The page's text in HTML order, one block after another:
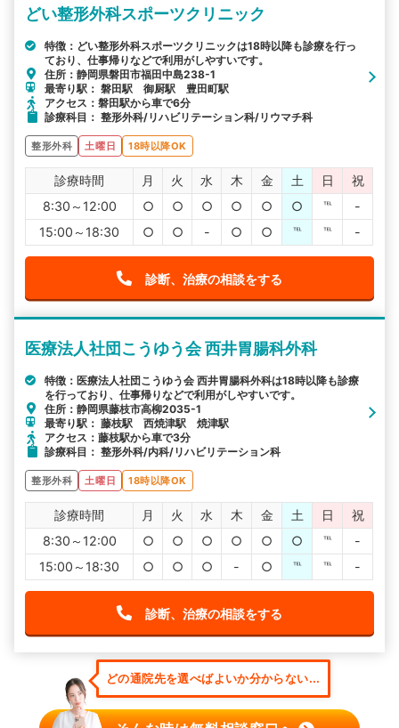
どい整形外科スポーツクリニック
特徴：どい整形外科スポーツクリニックは18時以降も診療を行っ
ており、仕事帰りなどで利用がしやすいです。
住所：静岡県磐田市福田中島238-1
最寄り駅： 磐田駅 御厨駅 豊田町駅
アクセス：磐田駅から車で6分
診療科目： 整形外科/リハビリテーション科/リウマチ科
整形外科 土曜日 18時以降OK
診療時間 月 火 水 木 金 土 日
祝
8:30～12:00
○ ○ ○ ○ ○ ○ ℡
-
15:00～18:30
○ ○ - ○ ○ ℡ ℡ -
診断、治療の相談をする
医療法人社団こうゆう会 西井胃腸科外科
特徴：医療法人社団こうゆう会 西井胃腸科外科は18時以降も診療
を行っており、仕事帰りなどで利用がしやすいです。
住所：静岡県藤枝市高柳2035-1
最寄り駅： 藤枝駅 西焼津駅 焼津駅
アクセス：藤枝駅から車で3分
診療科目： 整形外科/内科/リハビリテーション科
整形外科 土曜日 18時以降OK
診療時間 月 火 水 木 金 土 日
祝
8:30～12:00
○ ○ ○ ○ ○ ○ ℡
-
15:00～18:30
○ ○ ○ - ○ ℡ ℡ -
診断、治療の相談をする
どの通院先を選べばよいか分からない...